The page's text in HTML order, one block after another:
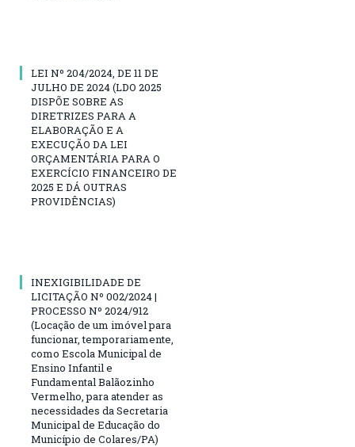
LEI Nº 204/2024, DE 11 DE
JULHO DE 2024 (LDO 2025
DISPÕE SOBRE AS
DIRETRIZES PARA A
ELABORAÇÃO E A
EXECUÇÃO DA LEI
ORÇAMENTÁRIA PARA O
EXERCÍCIO FINANCEIRO DE
2025 E DÁ OUTRAS
PROVIDÊNCIAS)
INEXIGIBILIDADE DE
LICITAÇÃO Nº 002/2024 |
PROCESSO Nº 2024/912
(Locação de um imóvel para
funcionar, temporariamente,
como Escola Municipal de
Ensino Infantil e
Fundamental Balãozinho
Vermelho, para atender as
necessidades da Secretaria
Municipal de Educação do
Município de Colares/PA)